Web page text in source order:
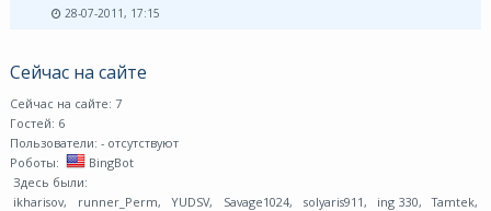
28-07-2011, 17:15
Сейчас на сайте
Сейчас на сайте: 7
Гостей: 6
Пользователи: - отсутствуют
Роботы:
BingBot
Здесь были:
ikharisov, runner_Perm, YUDSV, Savage1024, solyaris911 , ing 330, Tamtek,